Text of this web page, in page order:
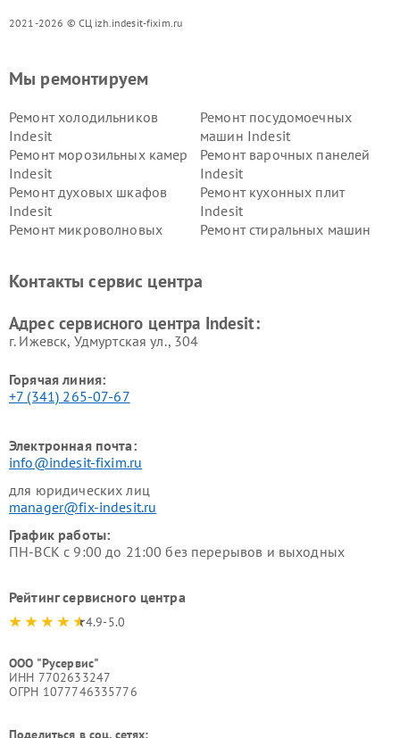
2021-2026 © СЦ izh.indesit-fixim.ru
Мы ремонтируем
Ремонт холодильников
Indesit
Ремонт посудомоечных
машин Indesit
Ремонт морозильных камер
Indesit
Ремонт варочных панелей
Indesit
Ремонт духовых шкафов
Indesit
Ремонт кухонных плит
Indesit
Ремонт микроволновых
Ремонт стиральных машин
Indesit
Indesit
Контакты сервис центра
Адрес сервисного центра Indesit:
г. Ижевск, Удмуртская ул., 304
Горячая линия:
+7 (341) 265-07-67
Электронная почта:
info@indesit-fixim.ru
для юридических лиц
manager@fix-indesit.ru
График работы:
ПН-ВСК с 9:00 до 21:00 без перерывов и выходных
Рейтинг сервисного центра
4.9-5.0
ООО "Русервис"
ИНН 7702633247
ОГРН 1077746335776
Поделиться в соц. сетях: